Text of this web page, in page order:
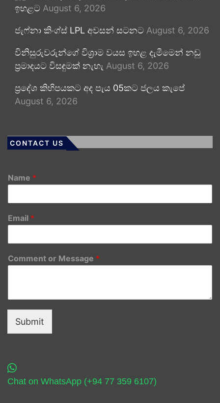
ඉහළට August 6, 2026
ජැෆ්නා කිංග්ස් LPL අවසන් සටනට August 6, 2026
විනිසුරුවරුන්ගේ විශ්‍රාම වයස ඉහළ දැමීමෙන් නඩු
ප්‍රමාදයට විසඳුමක් නැහැ August 6, 2026
ප්‍රදේශ කිහිපයකට අද පැය 05කට ජලය කැපේ
August 6, 2026
CONTACT US
Name *
Email *
Comment or Message *
Submit
Chat on WhatsApp (+94 77 359 6107)